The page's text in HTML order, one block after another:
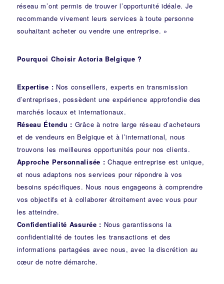
réseau m’ont permis de trouver l’opportunité idéale. Je
recommande vivement leurs services à toute personne
souhaitant acheter ou vendre une entreprise. »
Pourquoi Choisir Actoria Belgique ?
Expertise : Nos conseillers, experts en transmission
d’entreprises, possèdent une expérience approfondie des
marchés locaux et internationaux.
Réseau Étendu : Grâce à notre large réseau d’acheteurs
et de vendeurs en Belgique et à l’international, nous
trouvons les meilleures opportunités pour nos clients.
Approche Personnalisée : Chaque entreprise est unique,
et nous adaptons nos services pour répondre à vos
besoins spécifiques. Nous nous engageons à comprendre
vos objectifs et à collaborer étroitement avec vous pour
les atteindre.
Confidentialité Assurée : Nous garantissons la
confidentialité de toutes les transactions et des
informations partagées avec nous, avec la discrétion au
cœur de notre démarche.